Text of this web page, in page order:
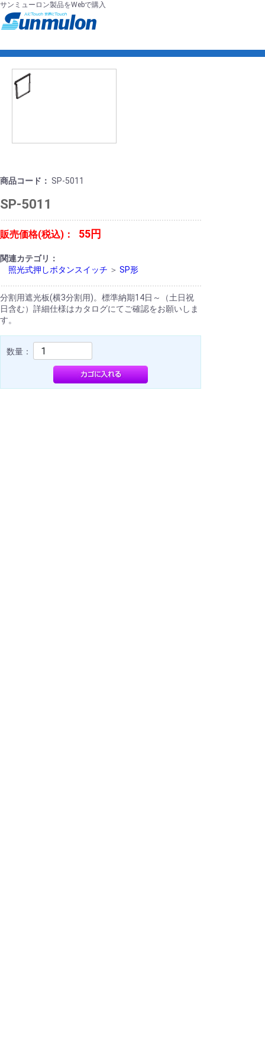
サンミューロン製品をWebで購入
商品コード： SP-5011
SP-5011
販売価格(税込)： 55円
関連カテゴリ：
照光式押しボタンスイッチ ＞ SP形
分割用遮光板(横3分割用)。標準納期14日～（土日祝
日含む）詳細仕様はカタログにてご確認をお願いしま
す。
数量：